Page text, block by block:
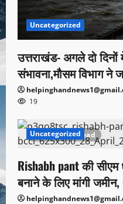
Uncategorized
उत्तराखंड- अगले दो दिनों
संभावना,मौसम विभाग ने
19
1 minute read
Uncategorized
Rishabh pant की सीएम
बनाने के लिए मांगी